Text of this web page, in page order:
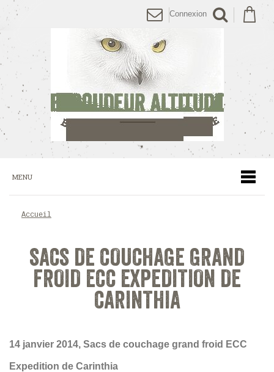
Connexion
MENU
accueil
SACS DE COUCHAGE GRAND
FROID ECC EXPEDITION DE
CARINTHIA
14 janvier 2014, Sacs de couchage grand froid ECC
Expedition de Carinthia